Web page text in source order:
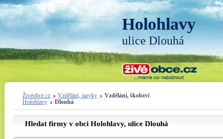
Holohlavy
ulice Dlouhá
Živéobce.cz Vzdělání, jazyky
Vzdělání, školství
Holohlavy
Dlouhá
Hledat firmy v obci Holohlavy, ulice Dlouhá